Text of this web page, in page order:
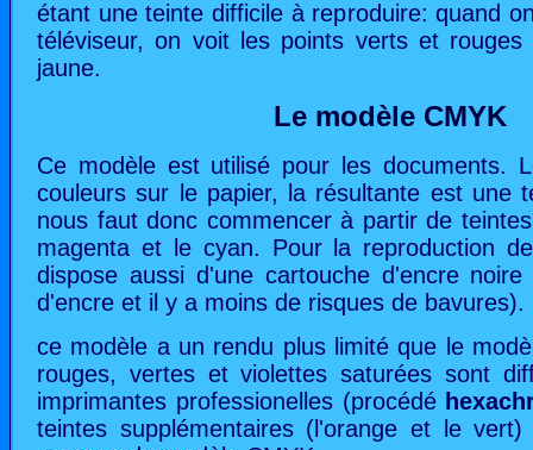
étant une teinte difficile à reproduire: quand
téléviseur, on voit les points verts et
jaune.
Le modèle CMYK
Ce modèle est utilisé pour les documents.
couleurs sur le papier, la résultante est une
nous faut donc commencer à partir de
magenta et le cyan. Pour la reproduction
dispose aussi d'une cartouche d'encre
d'encre et il y a moins de risques de bavures).
ce modèle a un rendu plus limité que le
rouges, vertes et violettes saturées sont
imprimantes professionelles (procédé
teintes supplémentaires (l'orange et le